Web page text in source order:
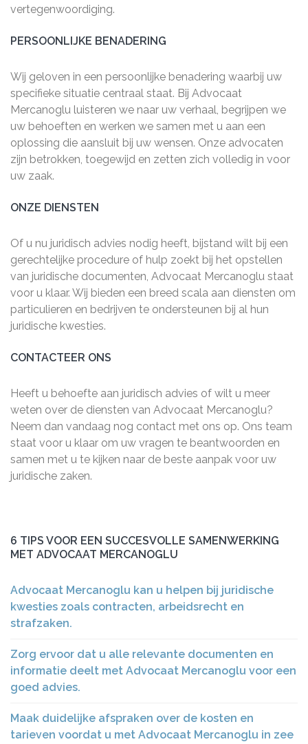
vertegenwoordiging.
PERSOONLIJKE BENADERING
Wij geloven in een persoonlijke benadering waarbij uw
specifieke situatie centraal staat. Bij Advocaat
Mercanoglu luisteren we naar uw verhaal, begrijpen we
uw behoeften en werken we samen met u aan een
oplossing die aansluit bij uw wensen. Onze advocaten
zijn betrokken, toegewijd en zetten zich volledig in voor
uw zaak.
ONZE DIENSTEN
Of u nu juridisch advies nodig heeft, bijstand wilt bij een
gerechtelijke procedure of hulp zoekt bij het opstellen
van juridische documenten, Advocaat Mercanoglu staat
voor u klaar. Wij bieden een breed scala aan diensten om
particulieren en bedrijven te ondersteunen bij al hun
juridische kwesties.
CONTACTEER ONS
Heeft u behoefte aan juridisch advies of wilt u meer
weten over de diensten van Advocaat Mercanoglu?
Neem dan vandaag nog contact met ons op. Ons team
staat voor u klaar om uw vragen te beantwoorden en
samen met u te kijken naar de beste aanpak voor uw
juridische zaken.
6 TIPS VOOR EEN SUCCESVOLLE SAMENWERKING
MET ADVOCAAT MERCANOGLU
Advocaat Mercanoglu kan u helpen bij juridische
kwesties zoals contracten, arbeidsrecht en
strafzaken.
Zorg ervoor dat u alle relevante documenten en
informatie deelt met Advocaat Mercanoglu voor een
goed advies.
Maak duidelijke afspraken over de kosten en
tarieven voordat u met Advocaat Mercanoglu in zee